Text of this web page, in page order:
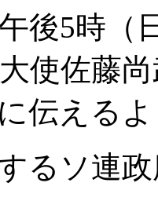
後5時（
使佐藤
伝える
るソ連